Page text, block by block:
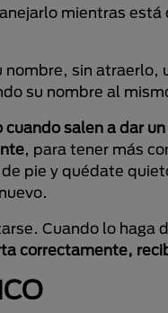
mientras está
sin atraerlo,
su nombre al
salen a dar
, para tener más
pie y quédate
Cuando lo haga
correctamente,